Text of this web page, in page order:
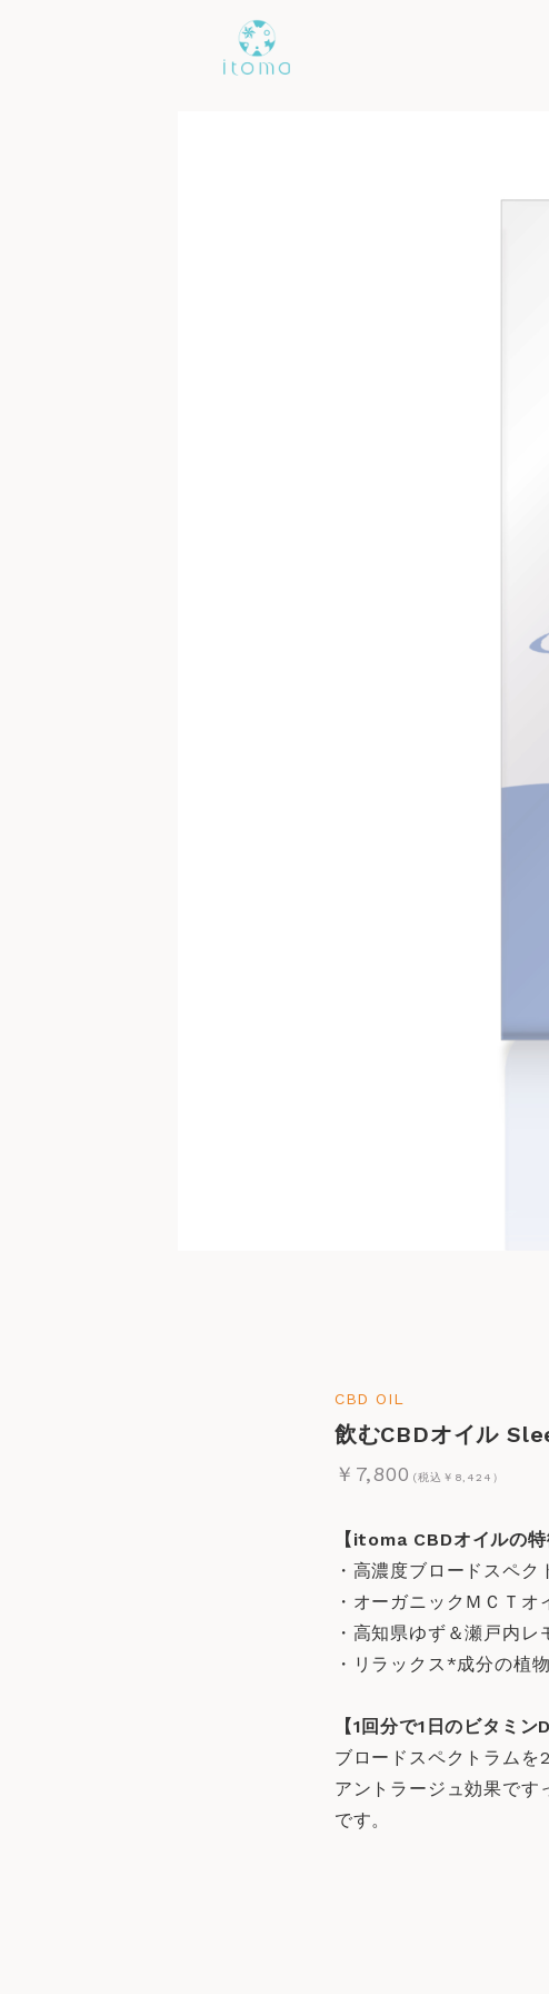
CBD OIL
飲むCBDオイル
￥7,800 (税込￥8,424）
【itoma CBDオイルの特
・高濃度ブロードスペク
・オーガニックＭＣＴオ
・高知県ゆず＆瀬戸内レ
・リラックス*成分の植
【1回分で1日のビタミン
ブロードスペクトラムを
アントラージュ効果です
です。